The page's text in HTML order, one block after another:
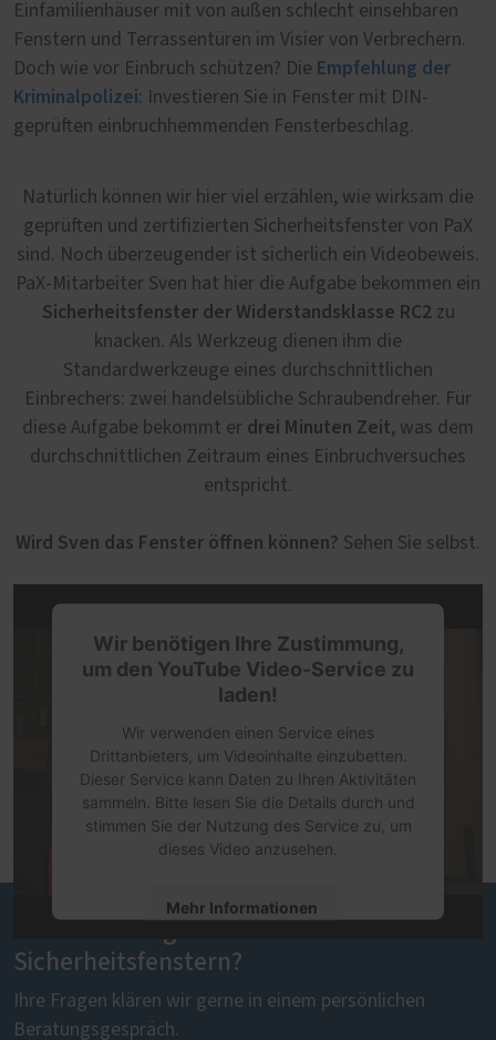
Einfamilienhäuser mit von außen schlecht einsehbaren
Fenstern und Terrassentüren im Visier von Verbrechern.
Doch wie vor Einbruch schützen? Die Empfehlung der
Kriminalpolizei: Investieren Sie in Fenster mit DIN-
geprüften einbruchhemmenden Fensterbeschlag.
Natürlich können wir hier viel erzählen, wie wirksam die
geprüften und zertifizierten Sicherheitsfenster von PaX
sind. Noch überzeugender ist sicherlich ein Videobeweis.
PaX-Mitarbeiter Sven hat hier die Aufgabe bekommen ein
Sicherheitsfenster der Widerstandsklasse RC2zu
knacken. Als Werkzeug dienen ihm die
Standardwerkzeuge eines durchschnittlichen
Einbrechers: zwei handelsübliche Schraubendreher. Für
diese Aufgabe bekommt er drei Minuten Zeit, was dem
durchschnittlichen Zeitraum eines Einbruchversuches
entspricht.
Wird Sven das Fenster öffnen können? Sehen Sie selbst.
Wir benötigen Ihre Zustimmung,
um den YouTube Video-Service zu
laden!
Wir verwenden einen Service eines
Drittanbieters, um Videoinhalte einzubetten.
Dieser Service kann Daten zu Ihren Aktivitäten
sammeln. Bitte lesen Sie die Details durch und
stimmen Sie der Nutzung des Service zu, um
dieses Video anzusehen.
Mehr Informationen
Akzeptieren
powered byUsercentrics Consent
Management Platform
Sicherheitsfenstern?
Ihre Fragen klären wir gerne in einem persönlichen
Beratungsgespräch.